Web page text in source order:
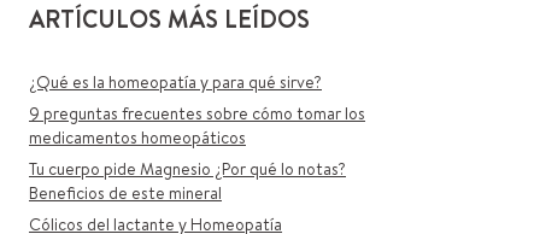
ARTÍCULOS MÁS LEÍDOS
¿Qué es la homeopatía y para qué sirve?
9 preguntas frecuentes sobre cómo tomar los
medicamentos homeopáticos
Tu cuerpo pide Magnesio ¿Por qué lo notas?
Beneficios de este mineral
Cólicos del lactante y Homeopatía